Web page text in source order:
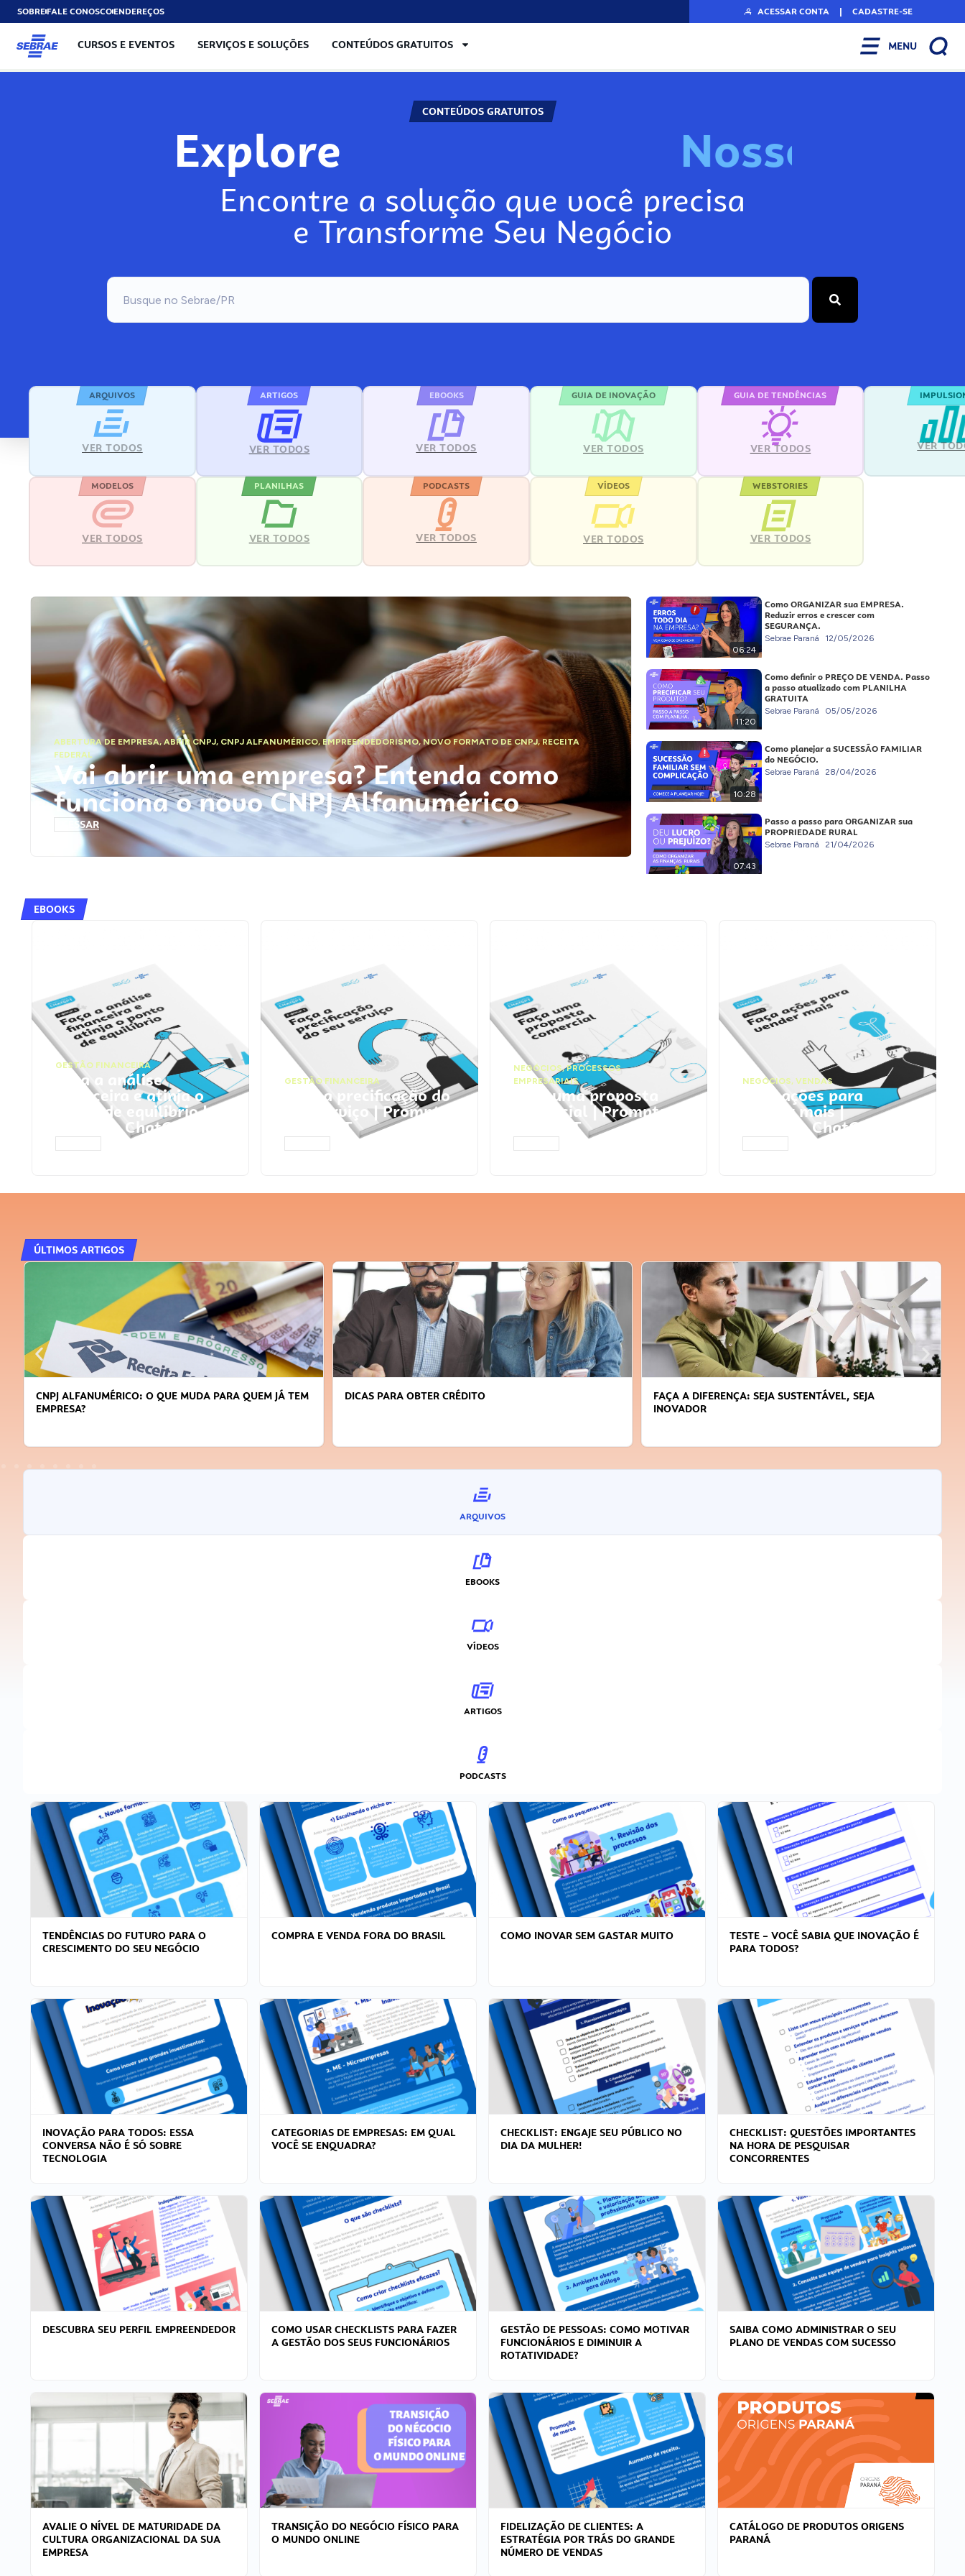
SOBREFALE CONOSCOENDEREÇOS ACESSAR CONTA | CADASTRE-SE
CURSOS E EVENTOS SERVIÇOS E SOLUÇÕES CONTEÚDOS GRATUITOS MENU
CONTEÚDOS GRATUITOS
Explore Nosso
Encontre a solução que você precisa
e Transforme Seu Negócio
ARQUIVOS
VER TODOS
ARTIGOS
VER TODOS
EBOOKS
VER TODOS
GUIA DE INOVAÇÃO
VER TODOS
GUIA DE TENDÊNCIAS
VER TODOS VER
MODELOS
VER TODOS
PLANILHAS
VER TODOS
PODCASTS
VER TODOS
VÍDEOS
VER TODOS
WEBSTORIES
VER TODOS
ABERTURA DE EMPRESA,ABRIR CNPJ, CNPJ ALFANUMÉRICO, EMPREENDEDORISMO,NOVO FORMATO DE CNPJ,RECEITA
FEDERAL
Vai abrir uma empresa? Entenda como
funciona o novo CNPJ Alfanumérico
ACESSAR
06:24
Como ORGANIZAR sua EMPRESA.
Reduzir erros e crescer com
SEGURANÇA.
Sebrae Paraná 12/05/2026
11:20
Como definir o PREÇO DE VENDA. Passo
a passo atualizado com PLANILHA
GRATUITA
Sebrae Paraná 05/05/2026
10:28
Como planejar a SUCESSÃO FAMILIAR
do NEGÓCIO.
Sebrae Paraná 28/04/2026
07:43
Passo a passo para ORGANIZAR sua
PROPRIEDADE RURAL
Sebrae Paraná 21/04/2026
EBOOKS
GESTÃO FINANCEIRA
Faça a análise
financeira e atinja o
ponto de equilíbrio |
Prompts ChatGPT
GESTÃO FINANCEIRA
Faça a precificação do
seu serviço | Prompts
ChatGPT
NEGÓCIOS,PROCESSOS
EMPRESARIAIS
Faça uma proposta
comercial | Prompts
ChatGPT
NEGÓCIOS, VENDAS
Faça ações para
vender mais |
Prompts ChatGPT
ÚLTIMOS ARTIGOS
CNPJ ALFANUMÉRICO: O QUE MUDA PARA QUEM JÁ TEM
EMPRESA?
DICAS PARA OBTER CRÉDITO
FAÇA A DIFERENÇA: SEJA SUSTENTÁVEL, SEJA
INOVADOR
ARQUIVOS
EBOOKS
VÍDEOS
ARTIGOS
PODCASTS
TENDÊNCIAS DO FUTURO PARA O
CRESCIMENTO DO SEU NEGÓCIO
COMPRA E VENDA FORA DO BRASIL COMO INOVAR SEM GASTAR MUITO
TESTE – VOCÊ SABIA QUE INOVAÇÃO É
PARA TODOS?
INOVAÇÃO PARA TODOS: ESSA
CONVERSA NÃO É SÓ SOBRE
TECNOLOGIA
CATEGORIAS DE EMPRESAS: EM QUAL
VOCÊ SE ENQUADRA?
CHECKLIST: ENGAJE SEU PÚBLICO NO
DIA DA MULHER!
CHECKLIST: QUESTÕES IMPORTANTES
NA HORA DE PESQUISAR
CONCORRENTES
DESCUBRA SEU PERFIL EMPREENDEDOR
COMO USAR CHECKLISTS PARA FAZER
A GESTÃO DOS SEUS FUNCIONÁRIOS
GESTÃO DE PESSOAS: COMO MOTIVAR
FUNCIONÁRIOS E DIMINUIR A
ROTATIVIDADE?
SAIBA COMO ADMINISTRAR O SEU
PLANO DE VENDAS COM SUCESSO
AVALIE O NÍVEL DE MATURIDADE DA
CULTURA ORGANIZACIONAL DA SUA
EMPRESA
TRANSIÇÃO DO NEGÓCIO FÍSICO PARA
O MUNDO ONLINE
FIDELIZAÇÃO DE CLIENTES: A
ESTRATÉGIA POR TRÁS DO GRANDE
NÚMERO DE VENDAS
CATÁLOGO DE PRODUTOS ORIGENS
PARANÁ